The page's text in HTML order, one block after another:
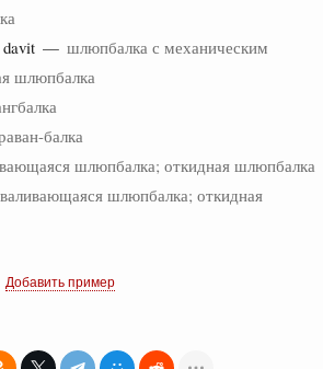
davit — шлюпбалка с механическим
шлюпбалка
балка
шлюпбалка; откидная шлюпбалка
шлюпбалка; откидная
Добавить пример